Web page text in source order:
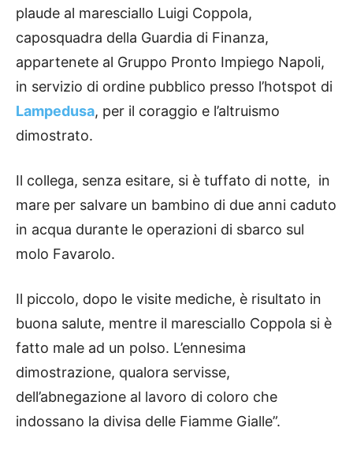
plaude al maresciallo Luigi Coppola,
caposquadra della Guardia di Finanza,
appartenete al Gruppo Pronto Impiego Napoli,
in servizio di ordine pubblico presso l’hotspot di
Lampedusa, per il coraggio e l’altruismo
dimostrato.
Il collega, senza esitare, si è tuffato di notte, in
mare per salvare un bambino di due anni caduto
in acqua durante le operazioni di sbarco sul
molo Favarolo.
Il piccolo, dopo le visite mediche, è risultato in
buona salute, mentre il maresciallo Coppola si è
fatto male ad un polso. L’ennesima
dimostrazione, qualora servisse,
dell’abnegazione al lavoro di coloro che
indossano la divisa delle Fiamme Gialle”.